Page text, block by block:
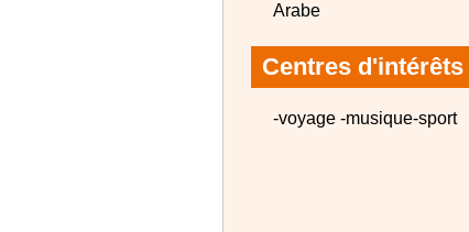
Arabe
Centres d'intérêts
-voyage -musique-sport